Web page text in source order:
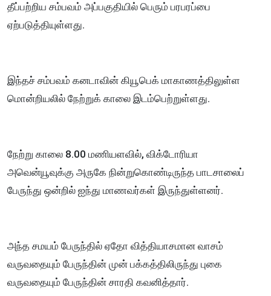
தீப்பற்றிய சம்பவம் அப்பகுதியில் பெரும் பரபரப்பை
ஏற்படுத்தியுள்ளது.
இந்தச் சம்பவம் கனடாவின் கியூபெக் மாகாணத்திலுள்ள
மொன்றியலில் நேற்றுக் காலை இடம்பெற்றுள்ளது.
நேற்று காலை 8.00 மணியளவில், விக்டோரியா
அவென்யூவுக்கு அருகே நின்றுகொண்டிருந்த பாடசாலைப்
பேருந்து ஒன்றில் ஐந்து மாணவர்கள் இருந்துள்ளனர்.
அந்த சமயம் பேருந்தில் ஏதோ வித்தியாசமான வாசம்
வருவதையும் பேருந்தின் முன் பக்கத்திலிருந்து புகை
வருவதையும் பேருந்தின் சாரதி கவனித்தார்.